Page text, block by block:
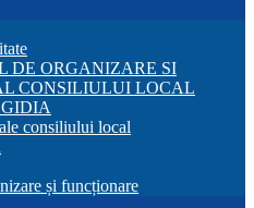
DE ORGANIZARE SI
CONSILIULUI LOCAL
consiliului local
și funcționare